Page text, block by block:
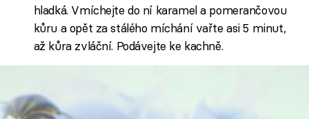
hladká. Vmíchejte do ní karamel a pomerančovou
kůru a opět za stálého míchání vařte asi 5 minut,
až kůra zvláční. Podávejte ke kachně.